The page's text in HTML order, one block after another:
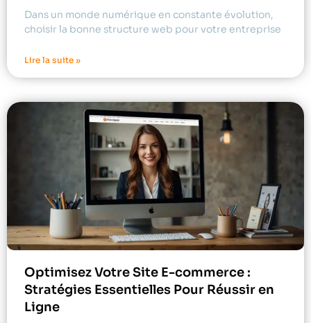
Dans un monde numérique en constante évolution,
choisir la bonne structure web pour votre entreprise
Lire la suite »
Optimisez Votre Site E-commerce :
Stratégies Essentielles Pour Réussir en
Ligne